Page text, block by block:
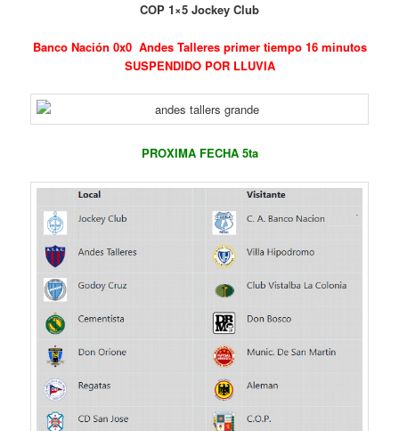
COP 1×5 Jockey Club
Banco Nación 0x0 Andes Talleresprimer tiempo 16 minutos
SUSPENDIDO POR LLUVIA
PROXIMA FECHA 5ta